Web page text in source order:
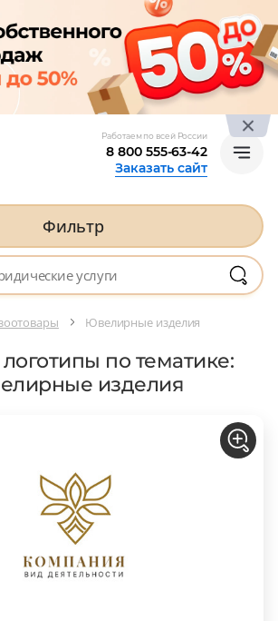
Работаем по всей России
8 800 555-63-42
Заказать сайт
Фильтр
Ювелирные изделия
по тематике:
изделия